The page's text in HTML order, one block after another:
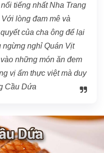
tiếng nhất Nha Trang
lòng đam mê và
của cha ông để lại
ngừng nghỉ Quán Vịt
những món ăn đem
vị ẩm thực việt mà duy
Cầu Dứa